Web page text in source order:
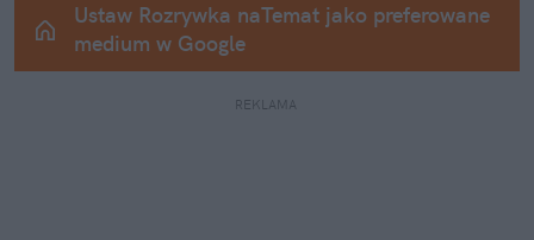
Ustaw Rozrywka naTemat jako preferowane
medium w Google
REKLAMA